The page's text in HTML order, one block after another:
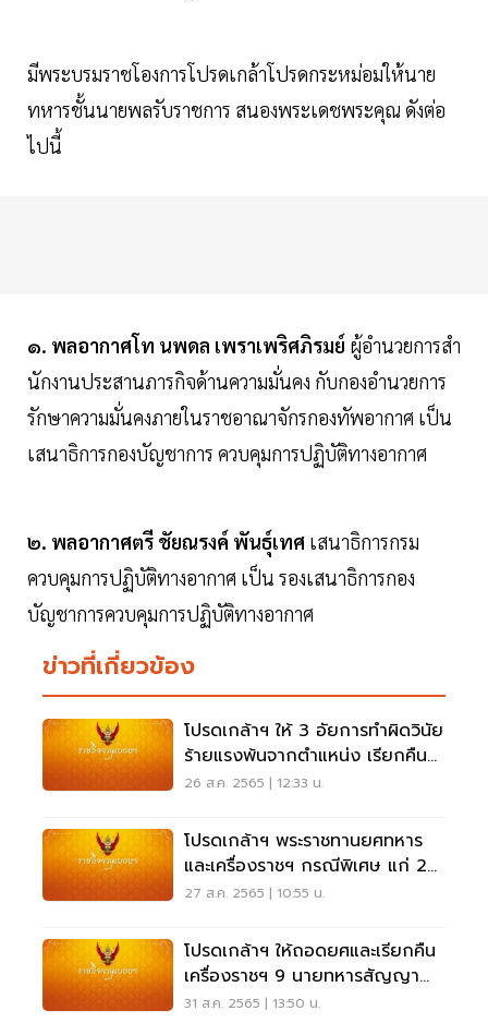
มีพระบรมราชโองการโปรดเกล้าโปรดกระหม่อมให้นาย
ทหารชั้นนายพลรับราชการ สนองพระเดชพระคุณ ดังต่อ
ไปนี้
๑. พลอากาศโท นพดล เพราเพริศภิรมย์ ผู้อํานวยการสํา
นักงานประสานภารกิจด้านความมั่นคง กับกองอํานวยการ
รักษาความมั่นคงภายในราชอาณาจักรกองทัพอากาศ เป็น
เสนาธิการกองบัญชาการ ควบคุมการปฏิบัติทางอากาศ
๒. พลอากาศตรี ชัยณรงค์ พันธุ์เทศ เสนาธิการกรม
ควบคุมการปฏิบัติทางอากาศ เป็น รองเสนาธิการกอง
บัญชาการควบคุมการปฏิบัติทางอากาศ
ข่าวที่เกี่ยวข้อง
โปรดเกล้าฯ ให้ 3 อัยการทำผิดวินัย
ร้ายแรงพ้นจากตําแหน่ง เรียกคืน
เครื่องราชฯ
26 ส.ค. 2565 | 12:33 น.
โปรดเกล้าฯ พระราชทานยศทหาร
และเครื่องราชฯ กรณีพิเศษ แก่ 2
ทหารที่เสียชีวิต
27 ส.ค. 2565 | 10:55 น.
โปรดเกล้าฯ ให้ถอดยศและเรียกคืน
เครื่องราชฯ 9 นายทหารสัญญา
บัตร
31 ส.ค. 2565 | 13:50 น.